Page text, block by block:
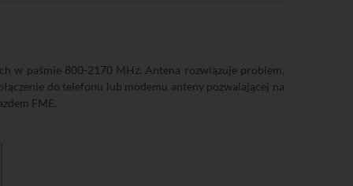
w paśmie 800-2170 MHz. Antena rozwiązuje problem,
do telefonu lub modemu anteny pozwalającej na
FME.